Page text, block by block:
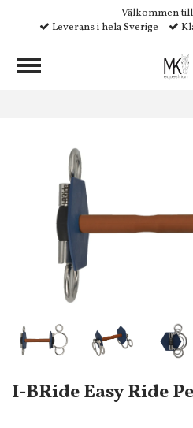
Välkommen
Leverans i hela Sverige
I-BRide Easy Ride